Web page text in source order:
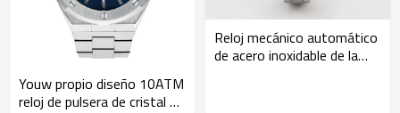
Youw propio diseño 10ATM
reloj de pulsera de cristal de
Reloj mecánico automático
de acero inoxidable de la